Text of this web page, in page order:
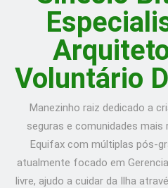
–
in
–
in
on
–
in
–
in
Voluntário
Manezinho raiz dedicado a
seguras e comunidades mais
Equifax com múltiplas pós-
atualmente focado em
livre, ajudo a cuidar da Ilha